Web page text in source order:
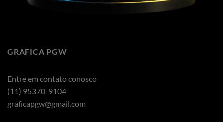
GRAFICA PGW
Entre em contato conosco
(11) 95370-9104
graficapgw@gmail.com